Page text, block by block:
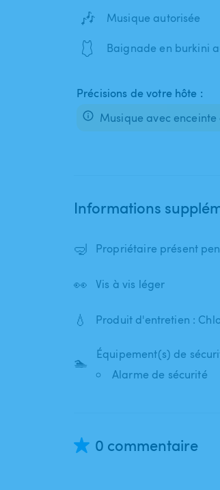
🎶 Musique autorisée
🩱 Baignade en burkini
Précisions de votre hôte :
Musique avec enceinte
Informations
🤿 Propriétaire présent
👀 Vis à vis léger
💧 Produit d'entretien :
🏊
Équipement(s) de
Alarme de sécurité
0 commentaire